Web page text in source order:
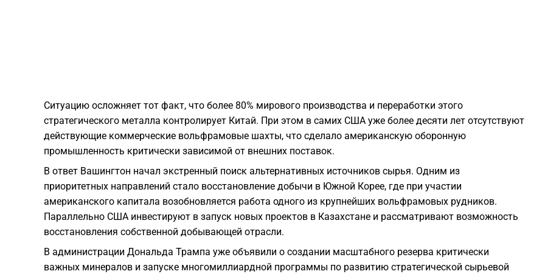
Ситуацию осложняет тот факт, что более 80% мирового производства и переработки этого
стратегического металла контролирует Китай. При этом в самих США уже более десяти лет отсутствуют
действующие коммерческие вольфрамовые шахты, что сделало американскую оборонную
промышленность критически зависимой от внешних поставок.
В ответ Вашингтон начал экстренный поиск альтернативных источников сырья. Одним из
приоритетных направлений стало восстановление добычи в Южной Корее, где при участии
американского капитала возобновляется работа одного из крупнейших вольфрамовых рудников.
Параллельно США инвестируют в запуск новых проектов в Казахстане и рассматривают возможность
восстановления собственной добывающей отрасли.
В администрации Дональда Трампа уже объявили о создании масштабного резерва критически
важных минералов и запуске многомиллиардной программы по развитию стратегической сырьевой